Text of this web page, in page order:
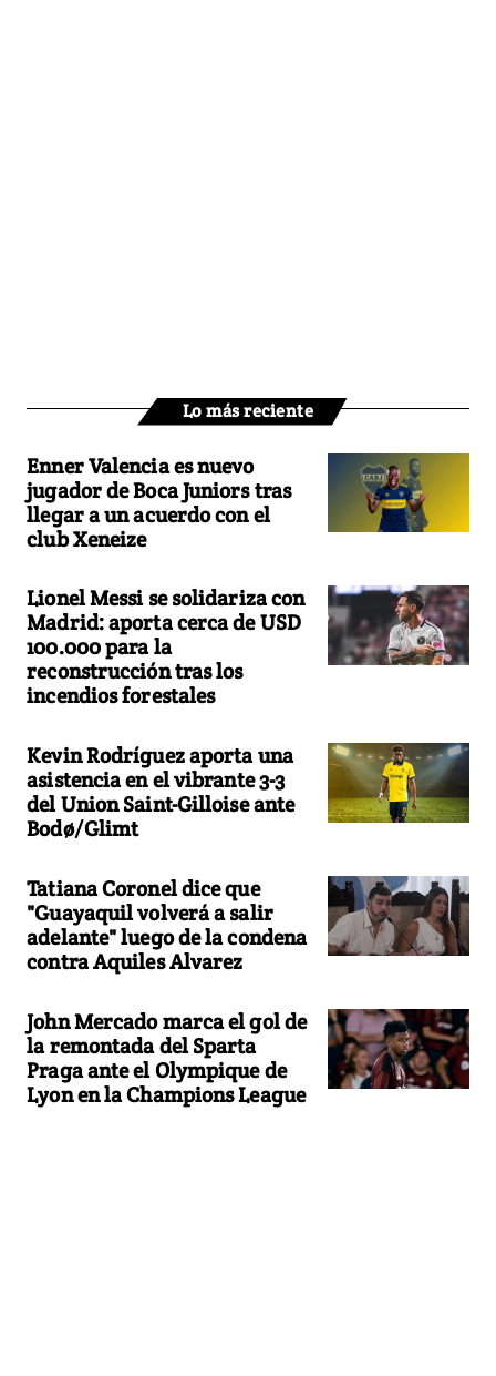
Lo más reciente
Enner Valencia es nuevo
jugador de Boca Juniors tras
llegar a un acuerdo con el
club Xeneize
Lionel Messi se solidariza con
Madrid: aporta cerca de USD
100.000 para la
reconstrucción tras los
incendios forestales
Kevin Rodríguez aporta una
asistencia en el vibrante 3-3
del Union Saint-Gilloise ante
Bodø/Glimt
Tatiana Coronel dice que
"Guayaquil volverá a salir
adelante" luego de la condena
contra Aquiles Alvarez
John Mercado marca el gol de
la remontada del Sparta
Praga ante el Olympique de
Lyon en la Champions League